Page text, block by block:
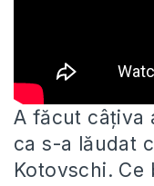
A făcut câțiva
ca s-a lăudat
Kotovschi. Ce